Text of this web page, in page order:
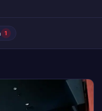
1